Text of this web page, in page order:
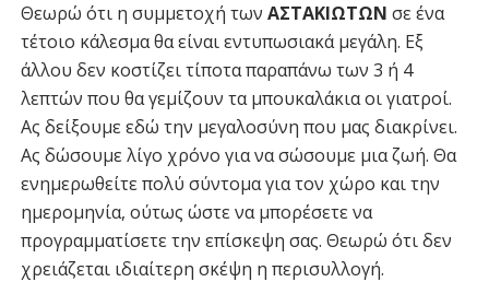
Θεωρώ ότι η συμμετοχή των ΑΣΤΑΚΙΩΤΩΝ σε ένα
τέτοιο κάλεσμα θα είναι εντυπωσιακά μεγάλη. Εξ
άλλου δεν κοστίζει τίποτα παραπάνω των 3 ή 4
λεπτών που θα γεμίζουν τα μπουκαλάκια οι γιατροί.
Ας δείξουμε εδώ την μεγαλοσύνη που μας διακρίνει.
Ας δώσουμε λίγο χρόνο για να σώσουμε μια ζωή. Θα
ενημερωθείτε πολύ σύντομα για τον χώρο και την
ημερομηνία, ούτως ώστε να μπορέσετε να
προγραμματίσετε την επίσκεψη σας. Θεωρώ ότι δεν
χρειάζεται ιδιαίτερη σκέψη η περισυλλογή.